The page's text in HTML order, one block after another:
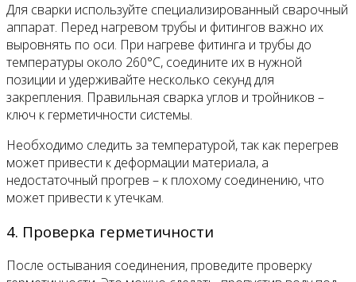
Для сварки используйте специализированный сварочный
аппарат. Перед нагревом трубы и фитингов важно их
выровнять по оси. При нагреве фитинга и трубы до
температуры около 260°C, соедините их в нужной
позиции и удерживайте несколько секунд для
закрепления. Правильная сварка углов и тройников –
ключ к герметичности системы.
Необходимо следить за температурой, так как перегрев
может привести к деформации материала, а
недостаточный прогрев – к плохому соединению, что
может привести к утечкам.
4. Проверка герметичности
После остывания соединения, проведите проверку